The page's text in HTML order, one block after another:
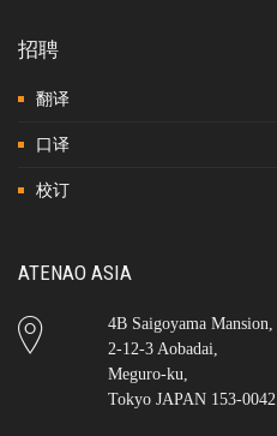
招聘
翻译
口译
校订
ATENAO ASIA
4B Saigoyama Mansion,
2-12-3 Aobadai,
Meguro-ku,
Tokyo JAPAN 153-0042